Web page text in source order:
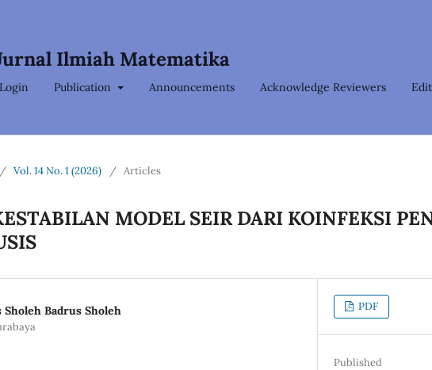
Ilmiah Matematika
Login Publication Announcements Acknowledge Reviewers
/ Vol. 14 No. 1 (2026) / Articles
MODEL SEIR DARI KOINFEKSI
Badrus Sholeh PDF
Published